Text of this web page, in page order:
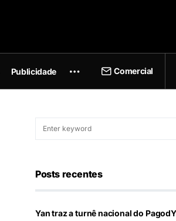
Publicidade Comercial
Posts recentes
Yan traz a turnê nacional do